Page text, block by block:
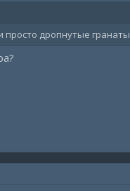
просто дропнутые гранаты